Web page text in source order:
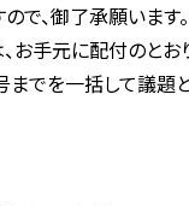
で、御了承願います。
手元に配付のと
でを一括して議題